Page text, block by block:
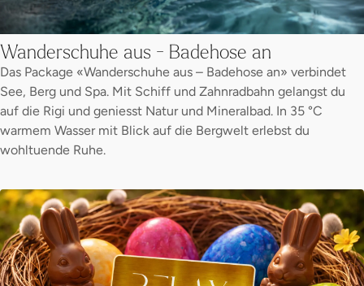
Wanderschuhe aus - Badehose an
Das Package «Wanderschuhe aus – Badehose an» verbindet
See, Berg und Spa. Mit Schiff und Zahnradbahn gelangst du
auf die Rigi und geniesst Natur und Mineralbad. In 35 °C
warmem Wasser mit Blick auf die Bergwelt erlebst du
wohltuende Ruhe.